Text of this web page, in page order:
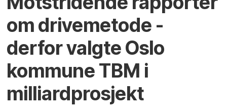
om drivemetode -
derfor valgte Oslo
kommune TBM i
milliardprosjekt